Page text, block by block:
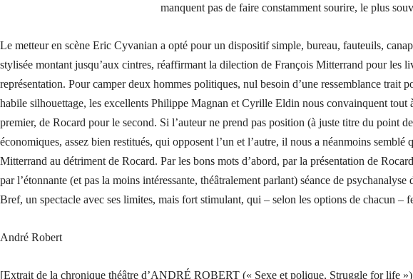
manquent pas de faire constamment sourire, le plus
Le metteur en scène Eric Cyvanian a opté pour un dispositif simple, bureau, fauteuils,
stylisée montant jusqu’aux cintres, réaffirmant la dilection de François Mitterrand pour les
représentation. Pour camper deux hommes politiques, nul besoin d’une ressemblance trait
habile silhouettage, les excellents Philippe Magnan et Cyrille Eldin nous convainquent tout
premier, de Rocard pour le second. Si l’auteur ne prend pas position (à juste titre du point
économiques, assez bien restitués, qui opposent l’un et l’autre, il nous a néanmoins semblé
Mitterrand au détriment de Rocard. Par les bons mots d’abord, par la présentation de
par l’étonnante (et pas la moins intéressante, théâtralement parlant) séance de
Bref, un spectacle avec ses limites, mais fort stimulant, qui – selon les options de chacun –
André Robert
[Extrait de la chronique théâtre d’ANDRÉ ROBERT (« Sexe et polique, Struggle for life »)